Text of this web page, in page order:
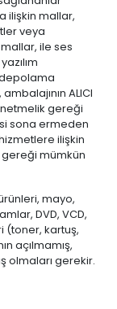
ilişkin mallar,
veya
ile ses
ALICI
gereği
sona ermeden
ilişkin
gereği mümkün
mayo,
DVD, VCD,
(toner, kartuş,
açılmamış,
olmaları gerekir.